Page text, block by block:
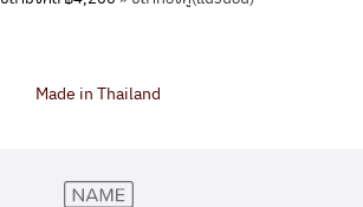
Made in Thailand